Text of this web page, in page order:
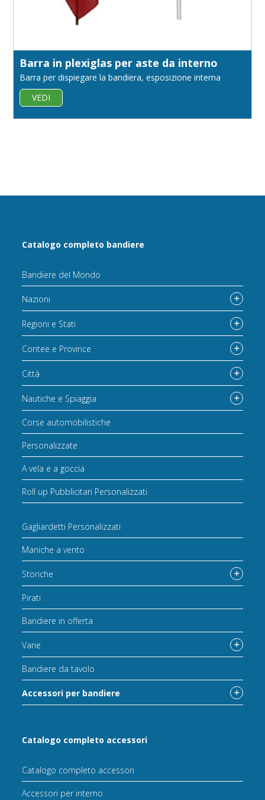
Barra in plexiglas per aste da interno
Barra per dispiegare la bandiera, esposizione interna
VEDI
Catalogo completo bandiere
Bandiere del Mondo
Nazioni
Regioni e Stati
Contee e Province
Città
Nautiche e Spiaggia
Corse automobilistiche
Personalizzate
A vela e a goccia
Roll up Pubblicitari Personalizzati
Gagliardetti Personalizzati
Maniche a vento
Storiche
Pirati
Bandiere in offerta
Varie
Bandiere da tavolo
Accessori per bandiere
Catalogo completo accessori
Catalogo completo accessori
Accessori per interno